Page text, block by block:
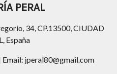
PERAL
34, CP.13500, CIUDAD
España
jperal80@gmail.com